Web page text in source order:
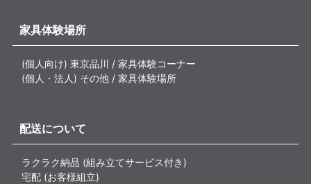
家具体験場所
(個人向け) 東京品川 / 家具体験コーナー
(個人・法人) その他 / 家具体験場所
配送について
ラクラク納品 (組み立てサービス付き)
宅配 (お客様組立)